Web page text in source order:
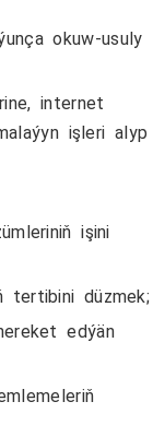
okuw-usuly
internet
işleri alyp
işini
tertibini düzmek;
edýän